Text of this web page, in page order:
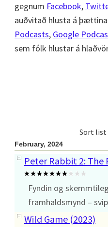
gegnum Facebook,
auðvitað hlusta á
Podcasts, Google
sem fólk hlustar á
Sort list
February, 2024
Peter Rabbit 2: The
Fyndin og
framhaldsmynd –
Wild Game (2023)